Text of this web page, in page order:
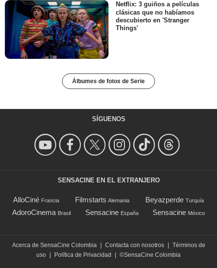
Netflix: 3 guiños a películas
clásicas que no habíamos
descubierto en 'Stranger
Things'
Álbumes de fotos de Serie
SÍGUENOS
SENSACINE EN EL EXTRANJERO
AlloCiné Francia Filmstarts Alemania Beyazperde Turquía
AdoroCinema Brasil Sensacine España Sensacine México
Acerca de SensaCine Colombia | Contacta con nosotros | Términos de
uso | Política de Privacidad | ©SensaCine Colombia